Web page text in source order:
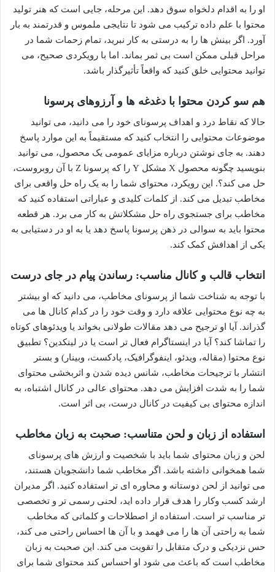
او را به اقدام دلخواه سوق دهد. این مرحله، جایی است که هنر تولید
محتوا با علم داده ترکیب می شود تا نتایجی ملموس و قدرتمند به بار
آورد. اگر بینش ها را به درستی به کار نبرید، تمام زحمات شما در
مراحل قبلی ممکن است بی ثمر بماند. اما با رویکردی صحیح، می
توانید محتوایی خلق کنید که واقعاً تأثیرگذار باشد.
هم سو کردن محتوا با دغدغه ها و آرزوهای پرسونا
حالا که نقاط درد و اهداف پرسونای خود را می دانید، می توانید
موضوعات محتوایی را انتخاب کنید که مستقیماً به این موارد پاسخ
دهند. به جای نوشتن درباره مزایای عمومی یک محصول، می توانید
بنویسید چگونه محصول X مشکل Y را که پرسونا Z با آن روبروست،
حل می کند؟. این رویکرد، محتوای شما را به یک راه حل واقعی برای
مخاطب تبدیل می کند. از کلمات کلیدی و عباراتی استفاده کنید که
مخاطب برای جستجوی راه حل مشکلاتش به کار می برد. هر قطعه
محتوا باید به سوالی در ذهن پرسونا پاسخ دهد یا به او در دستیابی به
یکی از اهدافش کمک کند.
انتخاب قالب و کانال مناسب: رساندن پیام در جای درست
با توجه به شناخت شما از پرسونای مخاطب، می دانید که او بیشتر
به چه نوع محتوایی علاقه دارد و وقت خود را در کدام کانال ها می
گذراند. آیا او ترجیح می دهد مقالات طولانی بخواند یا ویدئوهای کوتاه
را تماشا کند؟ آیا در اینستاگرام فعال تر است یا در لینکدین؟ تطبیق
نوع محتوا (مقاله، ویدئو، اینفوگرافیک، پادکست، وبینار) و بستر
انتشار با ترجیحات مخاطب، شانس دیده شدن و اثربخشی محتوای
شما را به شدت افزایش می دهد. محتوای عالی در کانال اشتباه، به
اندازه محتوای بی کیفیت در کانال درست، بی اثر است.
استفاده از زبان و لحن متناسب: صحبت به زبان مخاطب
لحن و زبان محتوای شما باید با شخصیت و ارزش های پرسونای
شما همخوانی داشته باشد. اگر مخاطب شما دانشجویان هستند،
می توانید از لحن دوستانه و محاوره ای تر استفاده کنید. اگر مدیران
ارشد کسب وکار را هدف قرار داده اید، لحنی رسمی تر و تخصصی
تر مناسب تر است. استفاده از اصطلاحات و کلماتی که مخاطب
شما به راحتی آن ها را می فهمد و با آن ها احساس راحتی می کند،
حس نزدیکی و درک متقابل را تقویت می کند. این صحبت به زبان
مخاطب است که باعث می شود او احساس کند محتوای شما برای